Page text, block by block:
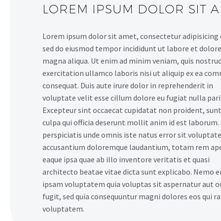
LOREM IPSUM DOLOR SIT
Lorem ipsum dolor sit amet, consectetur adipisicing
sed do eiusmod tempor incididunt ut labore et dolore
magna aliqua. Ut enim ad minim veniam, quis nostrud
exercitation ullamco laboris nisi ut aliquip ex ea
consequat. Duis aute irure dolor in reprehenderit in
voluptate velit esse cillum dolore eu fugiat nulla
Excepteur sint occaecat cupidatat non proident,
culpa qui officia deserunt mollit anim id est laborum.
perspiciatis unde omnis iste natus error sit
accusantium doloremque laudantium, totam rem
eaque ipsa quae ab illo inventore veritatis et quasi
architecto beatae vitae dicta sunt explicabo. Nemo
ipsam voluptatem quia voluptas sit aspernatur aut
fugit, sed quia consequuntur magni dolores eos qui
voluptatem.